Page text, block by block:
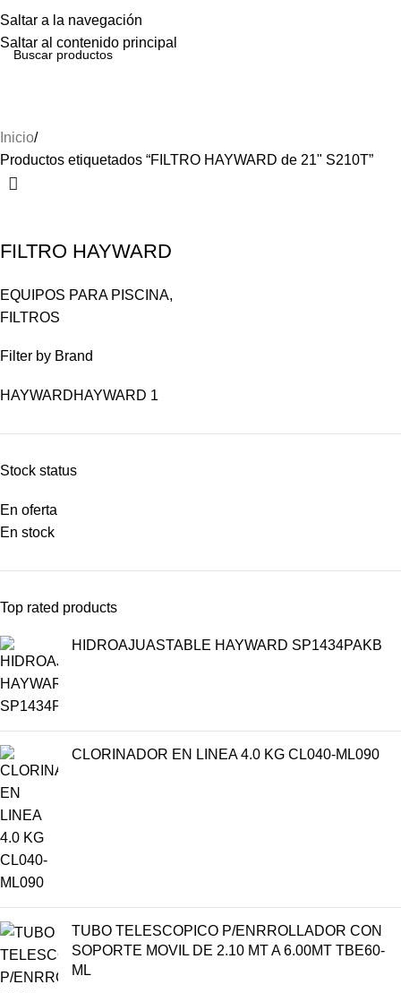
Saltar a la navegación
Saltar al contenido principal
Menú
Filter by Brand
HAYWARDHAYWARD 1
Stock status
En oferta
En stock
Top rated products
HIDROAJUASTABLE HAYWARD SP1434PAKB
CLORINADOR EN LINEA 4.0 KG CL040-ML090
TUBO TELESCOPICO P/ENRROLLADOR CON
SOPORTE MOVIL DE 2.10 MT A 6.00MT TBE60-
ML
Inicio
Productos etiquetados “FILTRO HAYWARD de 21" S210T”
FILTRO HAYWARD
EQUIPOS PARA PISCINA,
FILTROS